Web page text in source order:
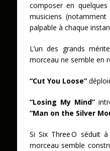
composer en
musiciens
palpable à chaque
L’un des grands
morceau ne semble en
“Cut You Loose”
“Losing My Mind”
“Man on the Silver
Si Six Three O séduit
morceau semble